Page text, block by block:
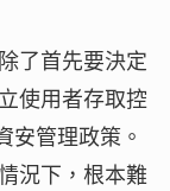
了首先要決定
使用者存取控
安管理政策。
況下，根本難